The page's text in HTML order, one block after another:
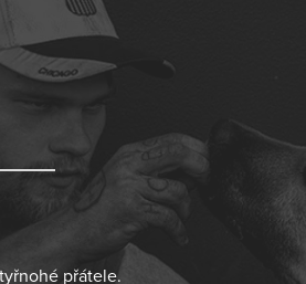
přátele.